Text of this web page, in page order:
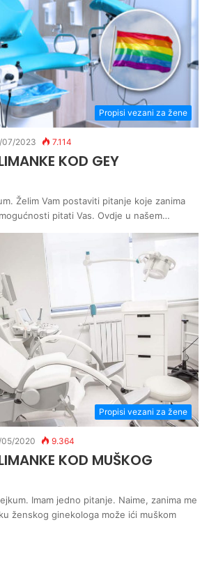
Propisi vezani za žene
07/2023 7.114
KOD GEY
Želim Vam postaviti pitanje koje zanima
pitati Vas. Ovdje u našem…
Propisi vezani za žene
05/2020 9.364
KOD MUŠKOG
Imam jedno pitanje. Naime, zanima me
ženskog ginekologa može ići muškom